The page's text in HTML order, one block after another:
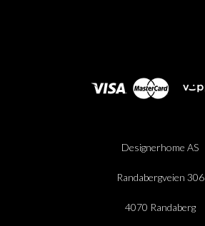
Designerhome AS
Randabergveien 306
4070 Randaberg